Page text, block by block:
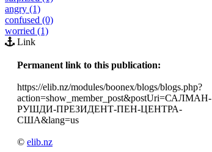
angry (1)
confused (0)
worried (1)
Link
Permanent link to this publication:
https://elib.nz/modules/boonex/blogs/blogs.php?
action=show_member_post&postUri=САЛМАН-
РУШДИ-ПРЕЗИДЕНТ-ПЕН-ЦЕНТРА-
США&lang=us
© elib.nz